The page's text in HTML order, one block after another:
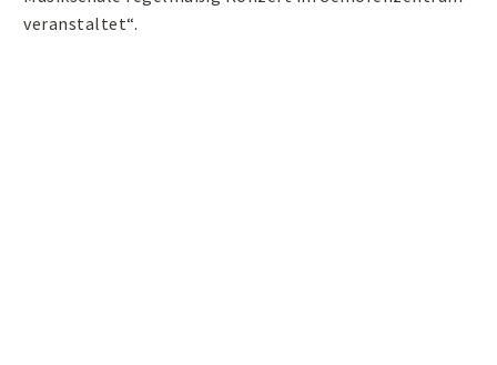
veranstaltet“.